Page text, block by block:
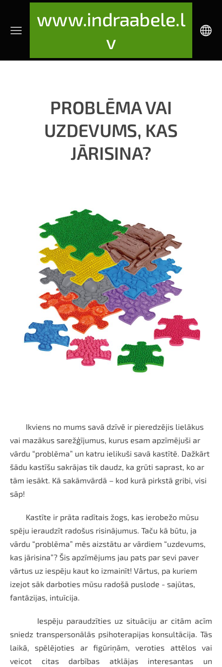
www.indraabele.l
v
PROBLĒMA VAI
UZDEVUMS, KAS
JĀRISINA?
Ikviens no mums savā dzīvē ir pieredzējis lielākus
vai mazākus sarežģījumus, kurus esam apzīmējuši ar
vārdu “problēma” un katru ielikuši savā kastītē. Dažkārt
šādu kastīšu sakrājas tik daudz, ka grūti saprast, ko ar
tām iesākt. Kā sakāmvārdā – kod kurā pirkstā gribi, visi
sāp!
Kastīte ir prāta radītais žogs, kas ierobežo mūsu
spēju ieraudzīt radošus risinājumus. Taču kā būtu, ja
vārdu “problēma” mēs aizstātu ar vārdiem “uzdevums,
kas jārisina”? Šis apzīmējums jau pats par sevi paver
vārtus uz iespēju kaut ko izmainīt! Vārtus, pa kuriem
izejot sāk darboties mūsu radošā puslode - sajūtas,
fantāzijas, intuīcija.
Iespēju paraudzīties uz situāciju ar citām acīm
sniedz transpersonālās psihoterapijas konsultācija. Tās
laikā, spēlējoties ar figūriņām, veroties attēlos vai
veicot citas darbības atklājas interesantas un